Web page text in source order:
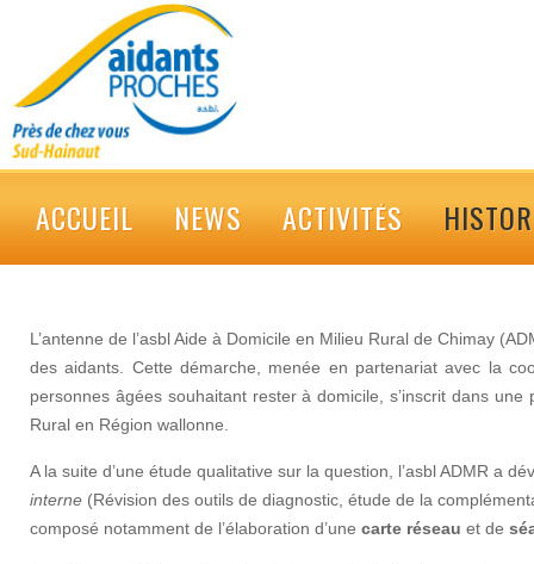
ACCUEIL NEWS ACTIVITÉS
L’antenne de l’asbl Aide à Domicile en Milieu Rural de Chimay
des aidants. Cette démarche, menée en partenariat avec la
personnes âgées souhaitant rester à domicile, s’inscrit dans
Rural en Région wallonne.
A la suite d’une étude qualitative sur la question, l’asbl ADMR a
interne (Révision des outils de diagnostic, étude de la
composé notamment de l’élaboration d’une carte réseau et de